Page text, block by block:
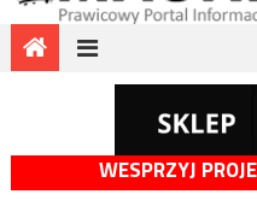
WESPRZYJ